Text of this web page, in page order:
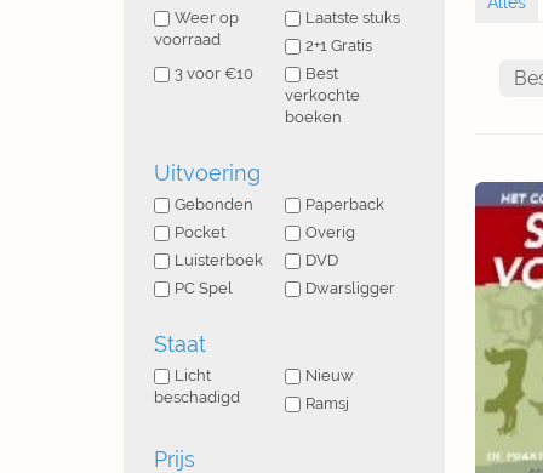
Weer op
voorraad
Laatste stuks
2+1 Gratis
3 voor €10
Best
verkochte
boeken
Uitvoering
Gebonden
Paperback
Pocket
Overig
Luisterboek
DVD
PC Spel
Dwarsligger
Staat
Licht
beschadigd
Nieuw
Ramsj
Prijs